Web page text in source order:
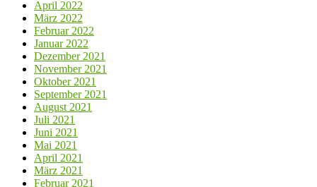
April 2022
März 2022
Februar 2022
Januar 2022
Dezember 2021
November 2021
Oktober 2021
September 2021
August 2021
Juli 2021
Juni 2021
Mai 2021
April 2021
März 2021
Februar 2021